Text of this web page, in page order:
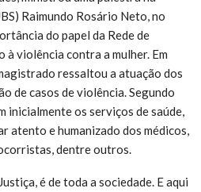
Raimundo Rosário Neto, no
do papel da Rede de
violência contra a mulher. Em
ressaltou a atuação dos
de casos de violência. Segundo
inicialmente os serviços de saúde,
atento e humanizado dos médicos,
dentre outros.
é de toda a sociedade. E aqui